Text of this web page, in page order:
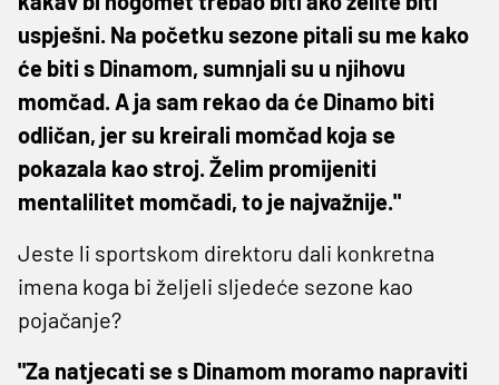
uspješni. Na početku sezone pitali su me kako
će biti s Dinamom, sumnjali su u njihovu
momčad. A ja sam rekao da će Dinamo biti
odličan, jer su kreirali momčad koja se
pokazala kao stroj. Želim promijeniti
mentalilitet momčadi, to je najvažnije."
Jeste li sportskom direktoru dali konkretna
imena koga bi željeli sljedeće sezone kao
pojačanje?
"Za natjecati se s Dinamom moramo napraviti